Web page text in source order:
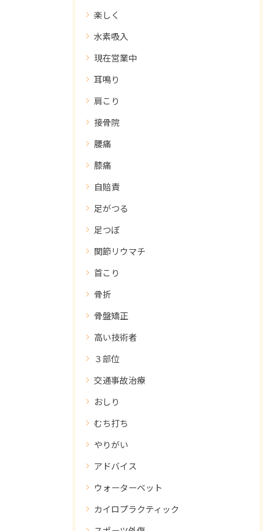
楽しく
水素吸入
現在営業中
耳鳴り
肩こり
接骨院
腰痛
膝痛
自賠責
足がつる
足つぼ
関節リウマチ
首こり
骨折
骨盤矯正
高い技術者
３部位
交通事故治療
おしり
むち打ち
やりがい
アドバイス
ウォーターベット
カイロプラクティック